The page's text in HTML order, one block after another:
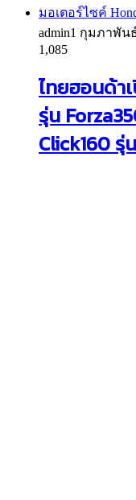
มอเตอร์ไซค์
admin1 กุมภาพัน
1,085
ไทยฮอนด้า
รุ่น
Click160